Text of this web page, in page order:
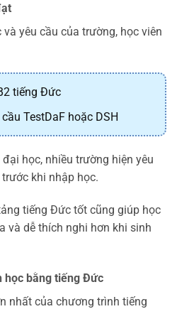
yêu cầu của trường, học viên
tiếng Đức
TestDaF hoặc DSH
học, nhiều trường hiện yêu
khi nhập học.
tiếng Đức tốt cũng giúp học
và dễ thích nghi hơn khi sinh
học bằng tiếng Đức
nhất của chương trình tiếng